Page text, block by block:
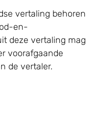
vertaling behoren
en-
deze vertaling mag
voorafgaande
de vertaler.